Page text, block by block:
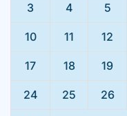
3 4 5
10 11 12
17 18 19
24 25 26